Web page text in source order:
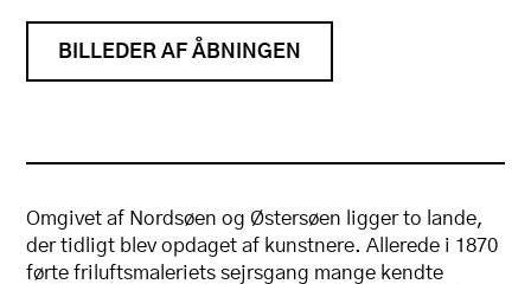
BILLEDER AF ÅBNINGEN
Omgivet af Nordsøen og Østersøen ligger to lande,
der tidligt blev opdaget af kunstnere. Allerede i 1870
førte friluftsmaleriets sejrsgang mange kendte